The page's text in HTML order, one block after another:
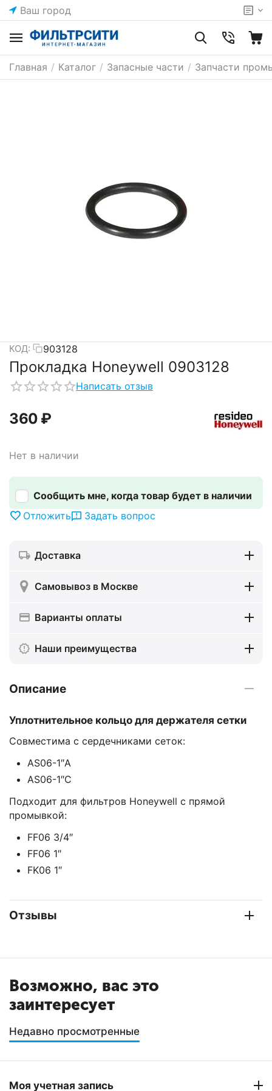
Ваш город
Главная / Каталог / Запасные части / Запчасти
КОД: 903128
Прокладка Honeywell 0903128
Написать отзыв
‍360‍ ₽
Нет в наличии
Сообщить мне, когда товар будет в наличии
Отложить
Задать вопрос
Доставка
Самовывоз в Москве
Варианты оплаты
Наши преимущества
Описание
Уплотнительное кольцо для держателя сетки
Совместима с сердечниками сеток:
AS06-1″A
AS06-1″C
Подходит для фильтров Honeywell с прямой
промывкой:
FF06 3/4″
FF06 1″
FK06 1″
Отзывы
Возможно, вас это
заинтересует
Недавно просмотренные
Моя учетная запись